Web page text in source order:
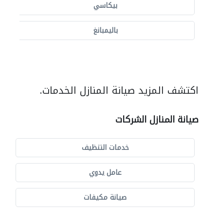
بيكاسي
باليمبانغ
اكتشف المزيد صيانة المنازل الخدمات.
صيانة المنازل الشركات
خدمات التنظيف
عامل يدوي
صيانة مكيفات